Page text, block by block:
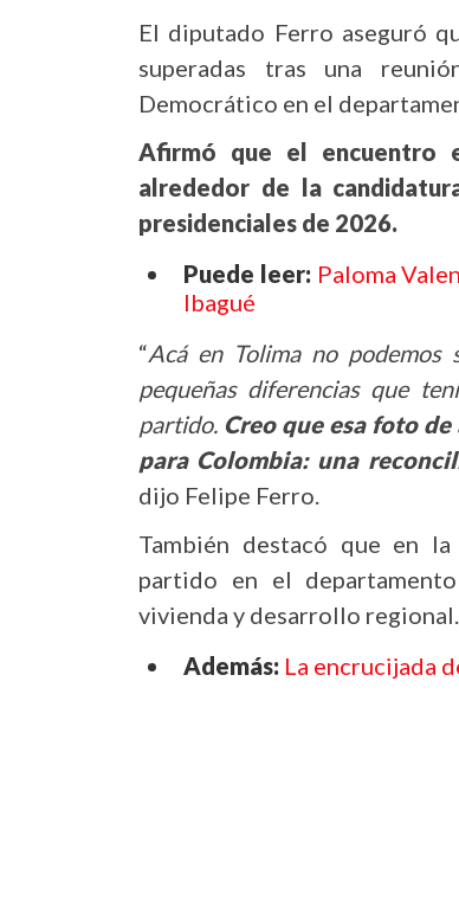
El diputado Ferro aseguró
superadas tras una
Democrático en el
Afirmó que el encuentro
alrededor de la
presidenciales de 2026.
Puede leer: Paloma
Ibagué
“Acá en Tolima no
pequeñas diferencias que
partido. Creo que esa foto
para Colombia: una
dijo Felipe Ferro.
También destacó que en
partido en el
vivienda y desarrollo regional.
Además: La encrucijada